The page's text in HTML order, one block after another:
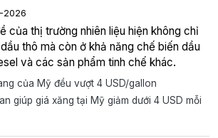
2026
của thị trường nhiên liệu hiện không chỉ
thô mà còn ở khả năng chế biến dầu
và các sản phẩm tinh chế khác.
của Mỹ đều vượt 4 USD/gallon
giúp giá xăng tại Mỹ giảm dưới 4 USD mỗi